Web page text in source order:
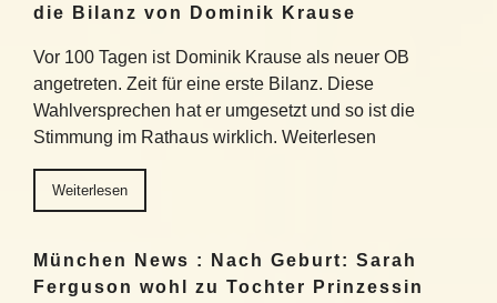
die Bilanz von Dominik Krause
Vor 100 Tagen ist Dominik Krause als neuer OB
angetreten. Zeit für eine erste Bilanz. Diese
Wahlversprechen hat er umgesetzt und so ist die
Stimmung im Rathaus wirklich. Weiterlesen
Weiterlesen
München News : Nach Geburt: Sarah
Ferguson wohl zu Tochter Prinzessin